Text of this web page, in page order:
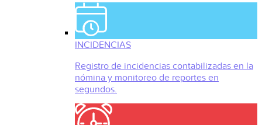
INCIDENCIAS
Registro de incidencias contabilizadas en la
nómina y monitoreo de reportes en
segundos.